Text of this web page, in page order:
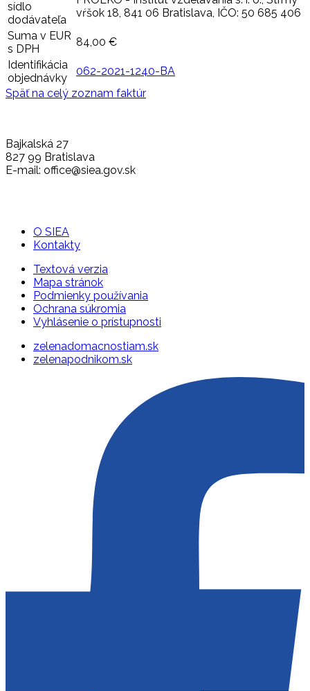
sídlo
dodávateľa
vŕšok 18, 841 06 Bratislava, IČO: 50 685 406
Suma v EUR
s DPH
84,00 €
Identifikácia
objednávky
062-2021-1240-BA
Späť na celý zoznam faktúr
Bajkalská 27
827 99 Bratislava
E-mail: office@siea.gov.sk
O SIEA
Kontakty
Textová verzia
Mapa stránok
Podmienky používania
Ochrana súkromia
Vyhlásenie o prístupnosti
zelenadomacnostiam.sk
zelenapodnikom.sk